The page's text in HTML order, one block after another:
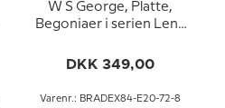
W S George, Platte,
Begoniaer i serien Lene
DKK 349,00
Varenr.: BRADEX84-E20-72-8